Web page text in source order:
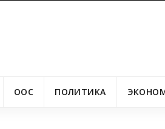
ООС ПОЛИТИКА